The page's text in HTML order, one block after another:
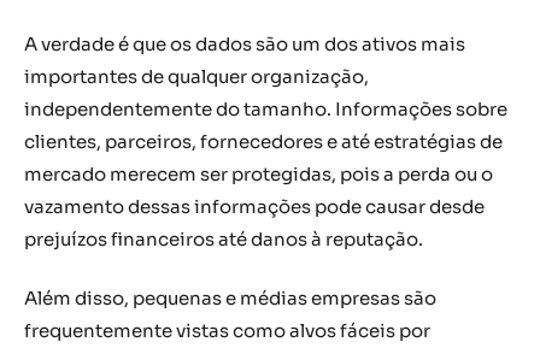
A verdade é que os dados são um dos ativos mais
importantes de qualquer organização,
independentemente do tamanho. Informações sobre
clientes, parceiros, fornecedores e até estratégias de
mercado merecem ser protegidas, pois a perda ou o
vazamento dessas informações pode causar desde
prejuízos financeiros até danos à reputação.
Além disso, pequenas e médias empresas são
frequentemente vistas como alvos fáceis por